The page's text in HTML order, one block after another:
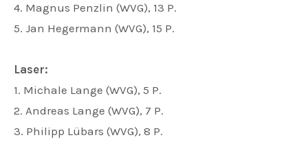
4. Magnus Penzlin (WVG), 13 P.
5. Jan Hegermann (WVG), 15 P.
Laser:
1. Michale Lange (WVG), 5 P.
2. Andreas Lange (WVG), 7 P.
3. Philipp Lübars (WVG), 8 P.